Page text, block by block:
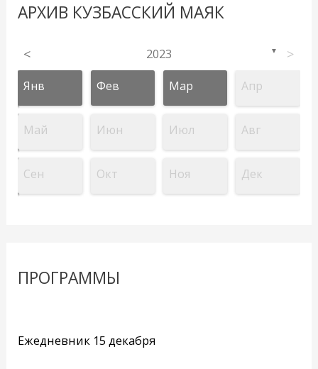
АРХИВ КУЗБАССКИЙ МАЯК
< 2023 ▼ >
Янв Фев Мар Апр
Май Июн Июл Авг
Сен Окт Ноя Дек
ПРОГРАММЫ
Ежедневник 15 декабря